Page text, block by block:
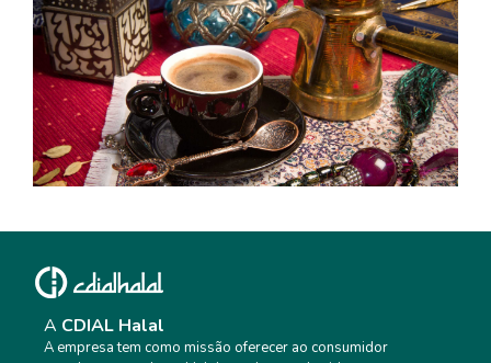
A CDIAL Halal
A empresa tem como missão oferecer ao consumidor